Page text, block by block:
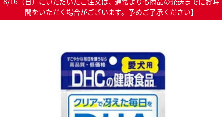
間をいただく場合がございます。予めご了承ください】